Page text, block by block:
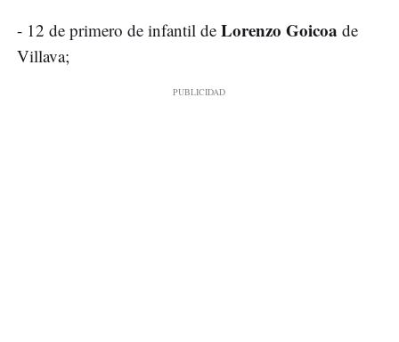
- 12 de primero de infantil de Lorenzo Goicoa de
Villava;